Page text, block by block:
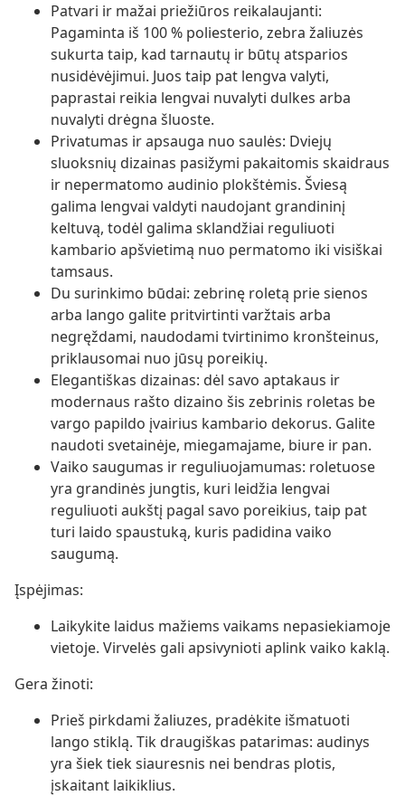
Patvari ir mažai priežiūros reikalaujanti:
Pagaminta iš 100 % poliesterio, zebra žaliuzės
sukurta taip, kad tarnautų ir būtų atsparios
nusidėvėjimui. Juos taip pat lengva valyti,
paprastai reikia lengvai nuvalyti dulkes arba
nuvalyti drėgna šluoste.
Privatumas ir apsauga nuo saulės: Dviejų
sluoksnių dizainas pasižymi pakaitomis skaidraus
ir nepermatomo audinio plokštėmis. Šviesą
galima lengvai valdyti naudojant grandininį
keltuvą, todėl galima sklandžiai reguliuoti
kambario apšvietimą nuo permatomo iki visiškai
tamsaus.
Du surinkimo būdai: zebrinę roletą prie sienos
arba lango galite pritvirtinti varžtais arba
negręždami, naudodami tvirtinimo kronšteinus,
priklausomai nuo jūsų poreikių.
Elegantiškas dizainas: dėl savo aptakaus ir
modernaus rašto dizaino šis zebrinis roletas be
vargo papildo įvairius kambario dekorus. Galite
naudoti svetainėje, miegamajame, biure ir pan.
Vaiko saugumas ir reguliuojamumas: roletuose
yra grandinės jungtis, kuri leidžia lengvai
reguliuoti aukštį pagal savo poreikius, taip pat
turi laido spaustuką, kuris padidina vaiko
saugumą.
Įspėjimas:
Laikykite laidus mažiems vaikams nepasiekiamoje
vietoje. Virvelės gali apsivynioti aplink vaiko kaklą.
Gera žinoti:
Prieš pirkdami žaliuzes, pradėkite išmatuoti
lango stiklą. Tik draugiškas patarimas: audinys
yra šiek tiek siauresnis nei bendras plotis,
įskaitant laikiklius.